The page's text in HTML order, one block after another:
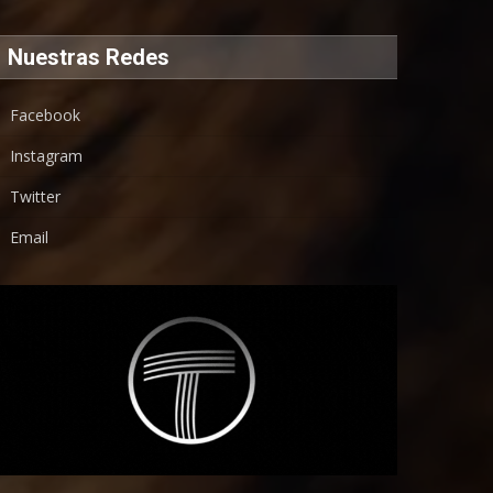
Nuestras Redes
Facebook
Instagram
Twitter
Email